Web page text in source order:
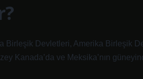
Devletleri, Amerika Birleşik
Kanada’da ve Meksika’nın